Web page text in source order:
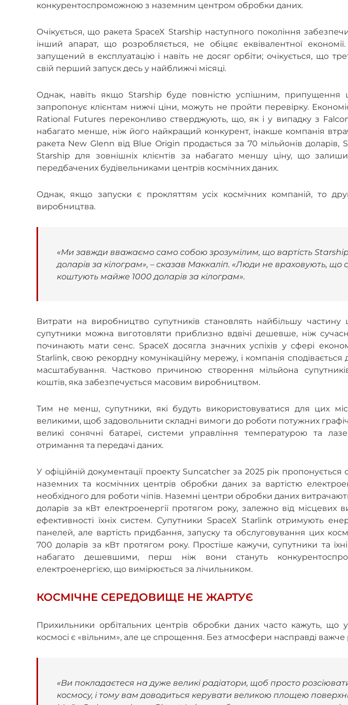
конкурентоспроможною з наземним центром обробки даних.
Очікується, що ракета SpaceX Starship наступного покоління
інший апарат, що розробляється, не обіцяє еквівалентної
запущений в експлуатацію і навіть не досяг орбіти; очікується, що
свій перший запуск десь у найближчі місяці.
Однак, навіть якщо Starship буде повністю успішним, припущення
запропонує клієнтам нижчі ціни, можуть не пройти перевірку.
Rational Futures переконливо стверджують, що, як і у випадку з
набагато менше, ніж його найкращий конкурент, інакше компанія
ракета New Glenn від Blue Origin продається за 70 мільйонів доларів,
Starship для зовнішніх клієнтів за набагато меншу ціну, що
передбачених будівельниками центрів космічних даних.
Однак, якщо запуски є прокляттям усіх космічних компаній, то
виробництва.
«Ми завжди вважаємо само собою зрозумілим, що вартість
доларів за кілограм», – сказав Маккаліп. «Люди не враховують, що
коштують майже 1000 доларів за кілограм».
Витрати на виробництво супутників становлять найбільшу частину
супутники можна виготовляти приблизно вдвічі дешевше, ніж
починають мати сенс. SpaceX досягла значних успіхів у сфері
Starlink, свою рекордну комунікаційну мережу, і компанія сподівається
масштабування. Частково причиною створення мільйона
коштів, яка забезпечується масовим виробництвом.
Тим не менш, супутники, які будуть використовуватися для цих
великими, щоб задовольнити складні вимоги до роботи потужних
великі сонячні батареї, системи управління температурою та
отримання та передачі даних.
У офіційній документації проекту Suncatcher за 2025 рік пропонується
наземних та космічних центрів обробки даних за вартістю
необхідного для роботи чіпів. Наземні центри обробки даних
доларів за кВт електроенергії протягом року, залежно від місцевих
ефективності їхніх систем. Супутники SpaceX Starlink отримують
панелей, але вартість придбання, запуску та обслуговування цих
700 доларів за кВт протягом року. Простіше кажучи, супутники та
набагато дешевшими, перш ніж вони стануть
електроенергією, що вимірюється за лічильником.
КОСМІЧНЕ СЕРЕДОВИЩЕ НЕ ЖАРТУЄ
Прихильники орбітальних центрів обробки даних часто кажуть, що
космосі є «вільним», але це спрощення. Без атмосфери насправді важче
«Ви покладаєтеся на дуже великі радіатори, щоб просто
космосу, і тому вам доводиться керувати великою площею